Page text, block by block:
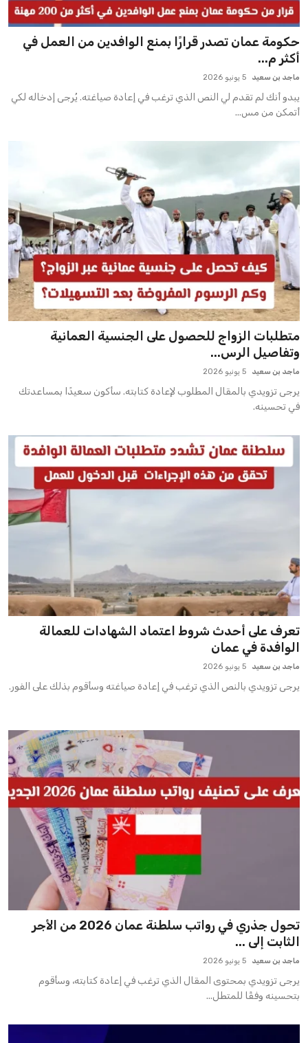
حكومة عمان تصدر قرارًا بمنع الوافدين من العمل في
أكثر م...
ماجد بن سعيد 5 يونيو 2026
يبدو أنك لم تقدم لي النص الذي ترغب في إعادة صياغته. يُرجى إدخاله لكي
أتمكن من مس...
متطلبات الزواج للحصول على الجنسية العمانية
وتفاصيل الرس...
ماجد بن سعيد 5 يونيو 2026
يرجى تزويدي بالمقال المطلوب لإعادة كتابته. سأكون سعيدًا بمساعدتك
في تحسينه.
تعرف على أحدث شروط اعتماد الشهادات للعمالة
الوافدة في عمان
ماجد بن سعيد 5 يونيو 2026
يرجى تزويدي بالنص الذي ترغب في إعادة صياغته وسأقوم بذلك على الفور.
تحول جذري في رواتب سلطنة عمان 2026 من الأجر
الثابت إلى ...
ماجد بن سعيد 5 يونيو 2026
يرجى تزويدي بمحتوى المقال الذي ترغب في إعادة كتابته، وسأقوم
بتحسينه وفقًا للمتطل...